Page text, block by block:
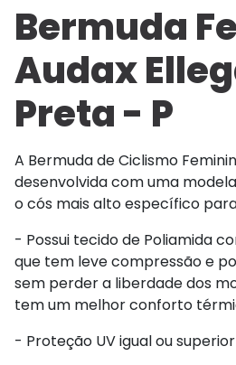
Bermuda
Audax
Preta - P
A Bermuda de Ciclismo
desenvolvida com uma
o cós mais alto específico
- Possui tecido de Poliamida
que tem leve compressão e
sem perder a liberdade dos
tem um melhor conforto
- Proteção UV igual ou